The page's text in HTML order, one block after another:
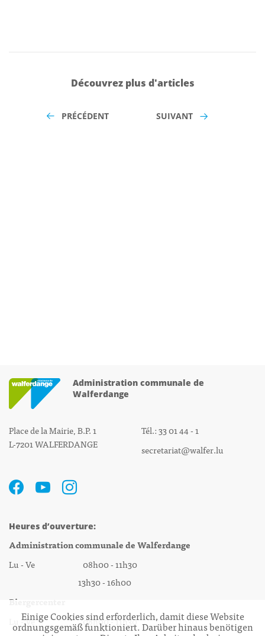
Découvrez plus d'articles
PRÉCÉDENT SUIVANT
Administration communale de
Walferdange
Place de la Mairie, B.P. 1
L-7201 WALFERDANGE
Tél.: 33 01 44 - 1
secretariat@walfer.lu
Heures d’ouverture:
Administration communale de Walferdange
Lu - Ve 08h00 - 11h30
13h30 - 16h00
Biergercenter
Lu - Ve 08h00 - 11h30
Einige Cookies sind erforderlich, damit diese Website
ordnungsgemäß funktioniert. Darüber hinaus benötigen